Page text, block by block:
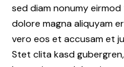
sed diam nonumy
dolore magna aliquyam
vero eos et accusam et
Stet clita kasd